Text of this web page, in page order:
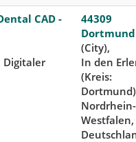
CAD -
Digitaler
44309
Dortmund
(City),
In den
(Kreis:
Dortmund)
Nordrhein-
Westfalen,